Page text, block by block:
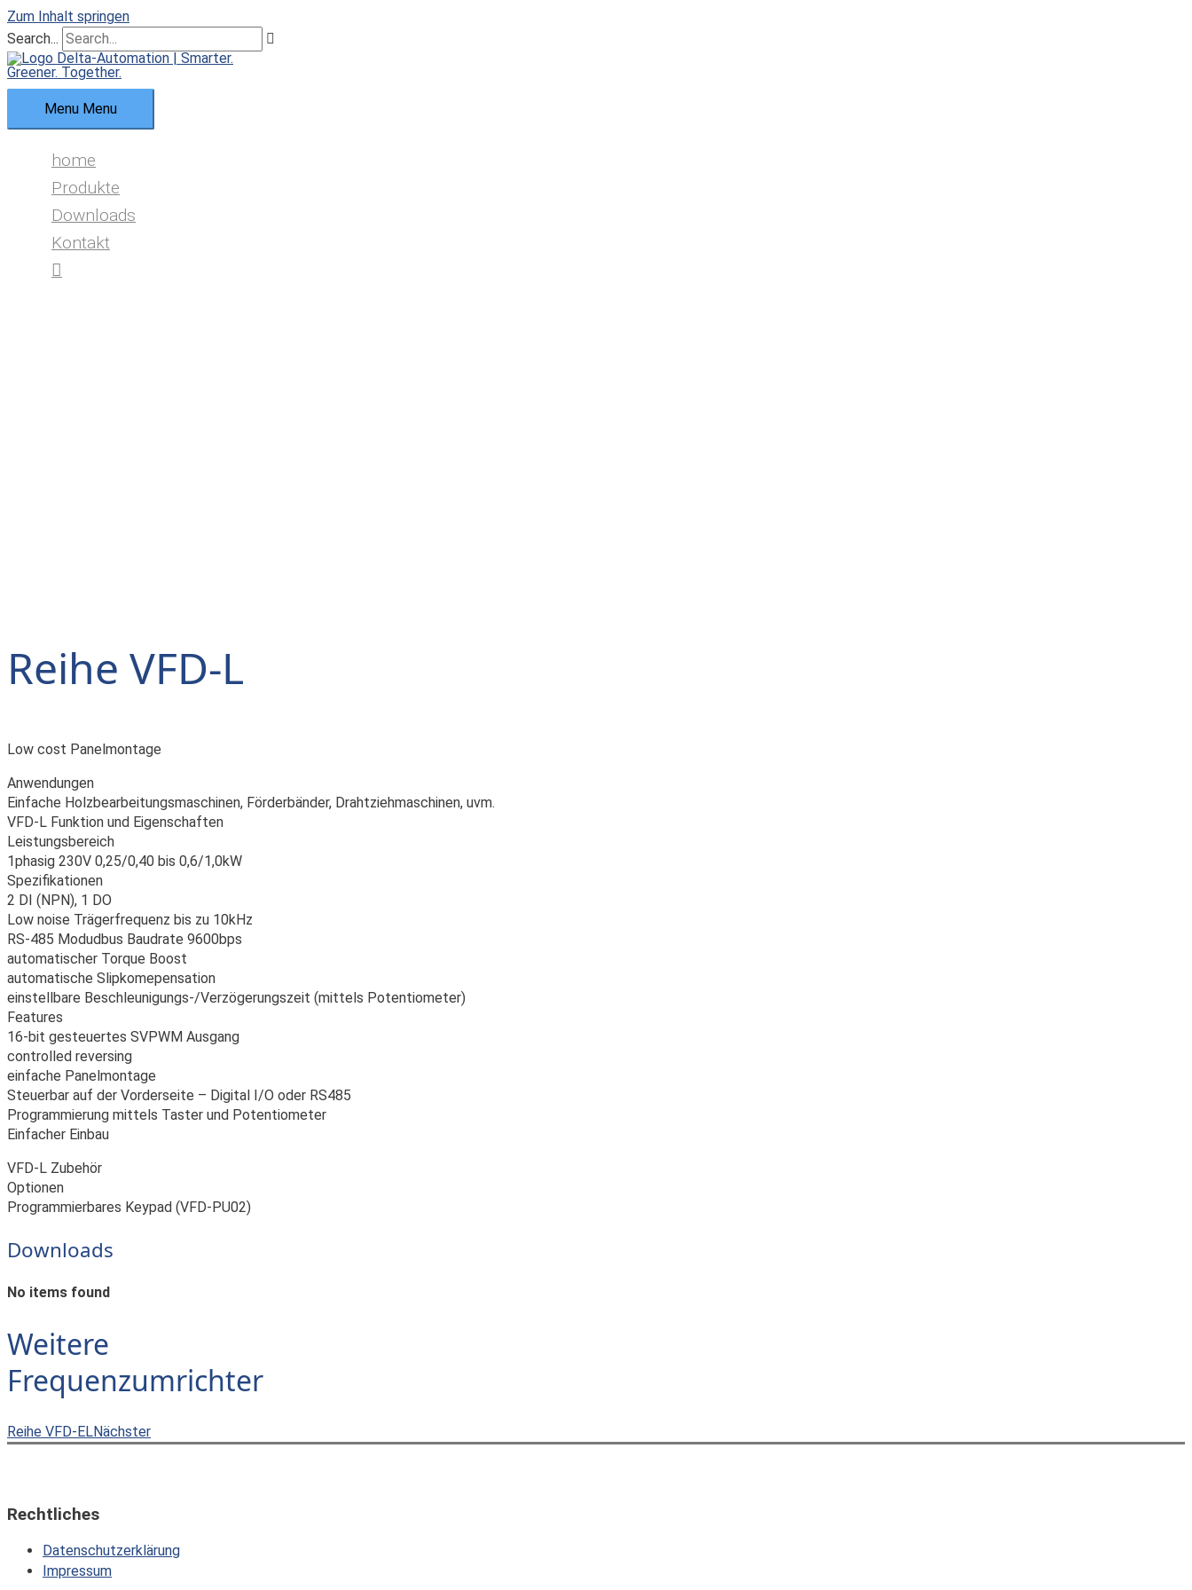
Zum Inhalt springen
Search...
Menu Menu
home
Produkte
Downloads
Kontakt
Reihe VFD-L
Low cost Panelmontage
Anwendungen
Einfache Holzbearbeitungsmaschinen, Förderbänder, Drahtziehmaschinen, uvm.
VFD-L Funktion und Eigenschaften
Leistungsbereich
1phasig 230V 0,25/0,40 bis 0,6/1,0kW
Spezifikationen
2 DI (NPN), 1 DO
Low noise Trägerfrequenz bis zu 10kHz
RS-485 Modudbus Baudrate 9600bps
automatischer Torque Boost
automatische Slipkomepensation
einstellbare Beschleunigungs-/Verzögerungszeit (mittels Potentiometer)
Features
16-bit gesteuertes SVPWM Ausgang
controlled reversing
einfache Panelmontage
Steuerbar auf der Vorderseite – Digital I/O oder RS485
Programmierung mittels Taster und Potentiometer
Einfacher Einbau
VFD-L Zubehör
Optionen
Programmierbares Keypad (VFD-PU02)
Downloads
No items found
Weitere
Frequenzumrichter
Reihe VFD-ELNächster
Rechtliches
Datenschutzerklärung
Impressum